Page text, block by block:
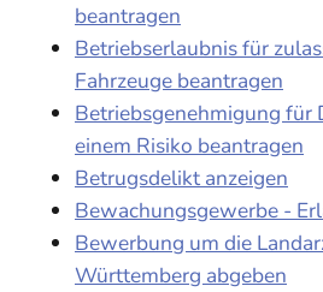
beantragen
Betriebserlaubnis für
Fahrzeuge beantragen
Betriebsgenehmigung für
einem Risiko beantragen
Betrugsdelikt anzeigen
Bewachungsgewerbe -
Bewerbung um die
Württemberg abgeben